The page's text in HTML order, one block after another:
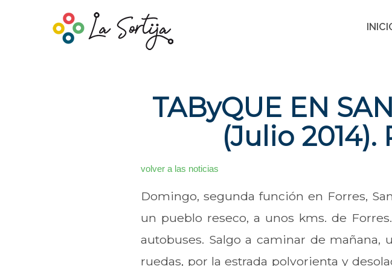
TAByQUE EN
(Julio 2014).
volver a las noticias
Domingo, segunda función en Forres,
un pueblo reseco, a unos kms. de
autobuses. Salgo a caminar de
ruedas, por la estrada polvorienta y